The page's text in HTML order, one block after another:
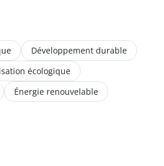
Développement durable
écologique
Énergie renouvelable